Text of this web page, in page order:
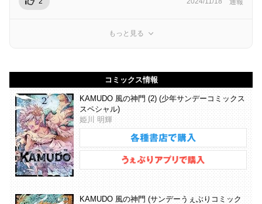
もっと見る
コミックス情報
KAMUDO 風の神門 (2) (少年サンデーコミックス
スペシャル)
姫川 明輝
KAMUDO 風の神門 (サンデーうぇぶりコミック